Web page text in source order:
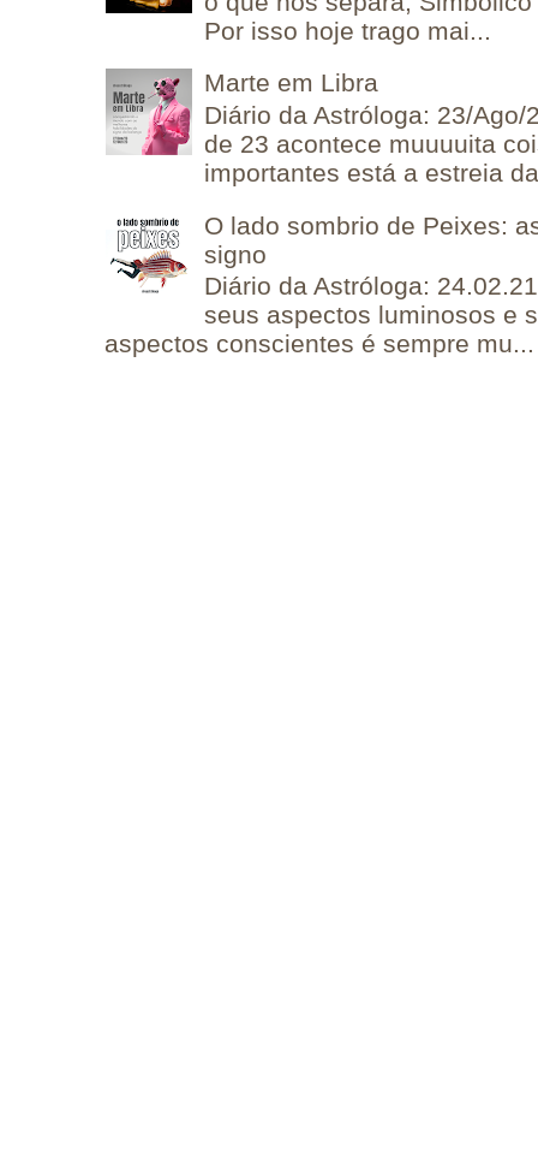
Por isso hoje trago mai...
Marte em Libra
Diário da Astróloga: 23/
de 23 acontece muuuuita
importantes está a estreia
O lado sombrio de Peixes:
signo
Diário da Astróloga:
seus aspectos luminosos e
aspectos conscientes é sempre mu...